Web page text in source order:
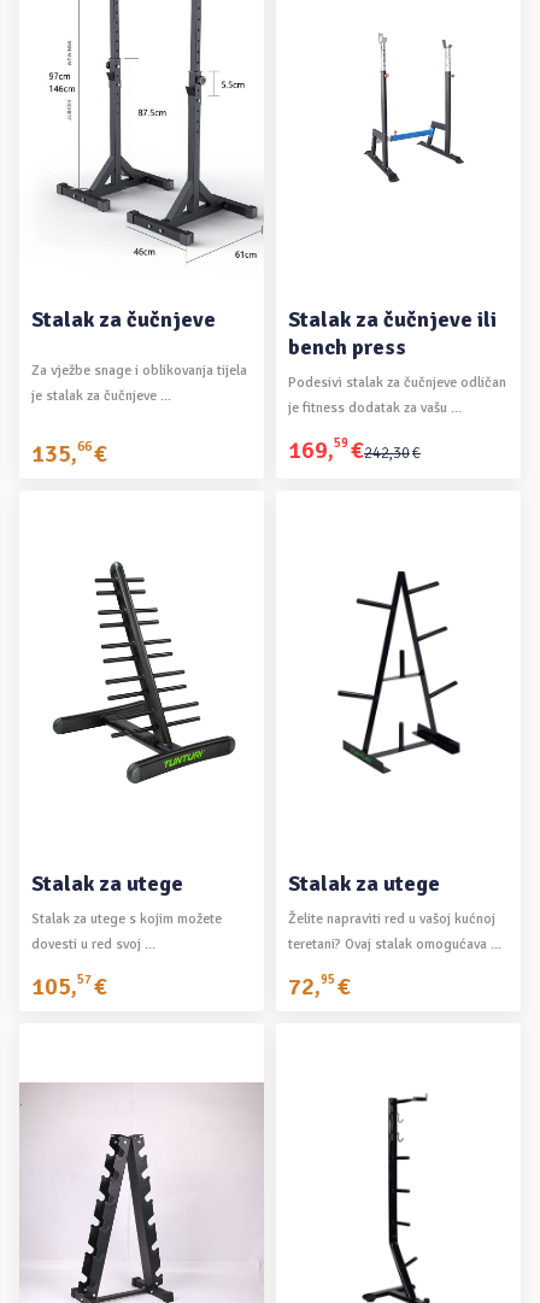
DODAJ U KOŠARICU
Stalak za čučnjeve
Za vježbe snage i oblikovanja tijela
je stalak za čučnjeve ...
135,66€
DODAJ U KOŠARICU
Stalak za čučnjeve ili
bench press
Podesivi stalak za čučnjeve odličan
je fitness dodatak za vašu ...
242,30€
Izvorna
169,59€
Trenutna
DODAJ U KOŠARICU
Stalak za utege
Stalak za utege s kojim možete
dovesti u red svoj ...
105,57€
DODAJ U KOŠARICU
Stalak za utege
Želite napraviti red u vašoj kućnoj
teretani? Ovaj stalak omogućava ...
72,95 €
DODAJ U KOŠARICU